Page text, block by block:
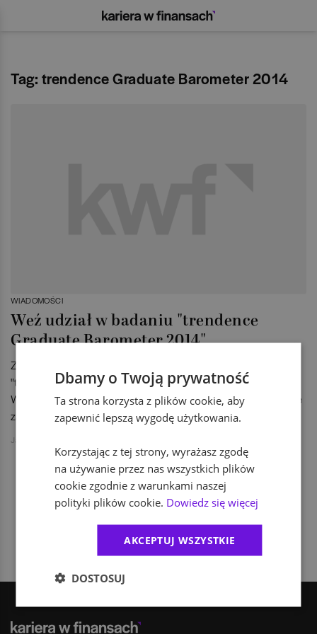
Tag: trendence Graduate Barometer 2014
WIADOMOŚCI
Weź udział w badaniu "trendence
Graduate Barometer 2014"
Zapraszamy studentów do udziału w corocznym badaniu
"trendence Graduate Barometer 2014 – European Edition".
Wypełnienie ankiety internetowej nie jest skomplikowane i nie
zajmuje zbyt wiele czasu.
Jakub Jański
1
Dbamy o Twoją prywatność
Ta strona korzysta z plików cookie, aby
zapewnić lepszą wygodę użytkowania.
Korzystając z tej strony, wyrażasz zgodę
na używanie przez nas wszystkich plików
cookie zgodnie z warunkami naszej
polityki plików cookie. Dowiedz się więcej
AKCEPTUJ WSZYSTKIE
DOSTOSUJ